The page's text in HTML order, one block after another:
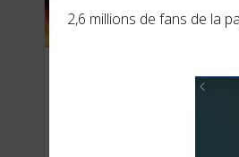
2,6 millions de fans de la